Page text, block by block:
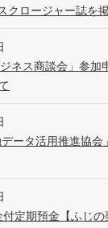
クロージャー誌を
ネス商談会」参加
データ活用推進協
定期預金【ふじ